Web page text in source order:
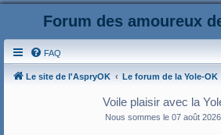
Forum des amoureux
FAQ
Le site de l'AspryOK Le forum de la Yole-OK
Voile plaisir avec la
Nous sommes le 07 août